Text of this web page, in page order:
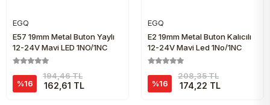
EGQ
E57 19mm Metal Buton Yaylı
12-24V Mavi LED 1NO/1NC
%16
194,46 TL
162,61 TL
EGQ
E2 19mm Metal Buton Kalıcılı
12-24V Mavi Led 1No/1NC
%16
208,35 TL
174,22 TL